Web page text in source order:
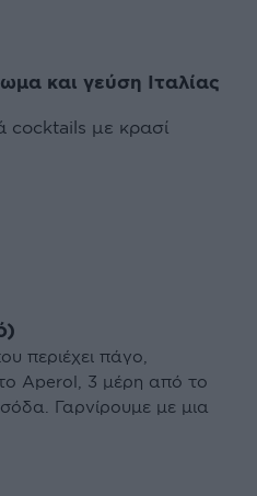
και γεύση Ιταλίας
περιέχει πάγο,
Aperol, 3 μέρη από το
Γαρνίρουμε με μια